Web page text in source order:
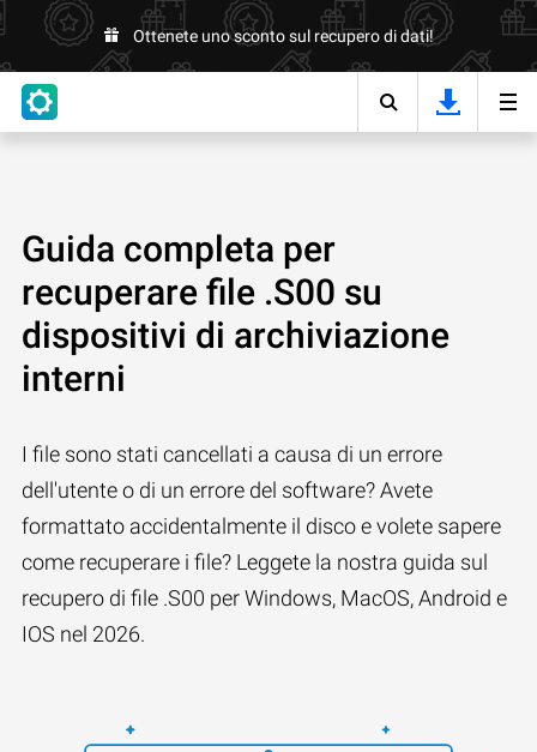
Ottenete uno sconto sul recupero di dati!
Guida completa per
recuperare file .S00 su
dispositivi di archiviazione
interni
I file sono stati cancellati a causa di un errore
dell'utente o di un errore del software? Avete
formattato accidentalmente il disco e volete sapere
come recuperare i file? Leggete la nostra guida sul
recupero di file .S00 per Windows, MacOS, Android e
IOS nel 2026.